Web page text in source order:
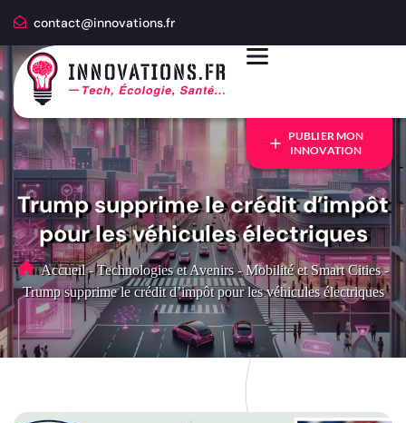
contact@innovations.fr
PUBLIER MON
INNOVATION
Trump supprime le crédit d’impôt
pour les véhicules électriques
Accueil - Technologies et Avenirs - Mobilité et Smart Cities -
Trump supprime le crédit d’impôt pour les véhicules électriques